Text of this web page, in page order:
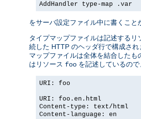
AddHandler type-map .var
をサーバ設定ファイル中に書くこと
タイプマップファイルは記述する
続した HTTP のヘッダ行で構成さ
マップファイルは全体を結合した
はリソース foo を記述しているので
URI: foo
URI: foo.en.html
Content-type: text/html
Content-language: en